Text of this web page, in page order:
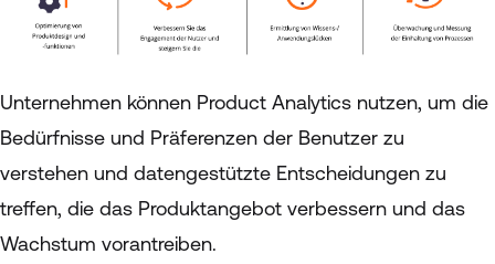
Unternehmen können Product Analytics nutzen, um die
Bedürfnisse und Präferenzen der Benutzer zu
verstehen und datengestützte Entscheidungen zu
treffen, die das Produktangebot verbessern und das
Wachstum vorantreiben.